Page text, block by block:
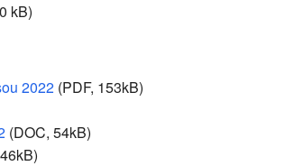
kB)
2022(PDF, 153kB)
(DOC, 54kB)